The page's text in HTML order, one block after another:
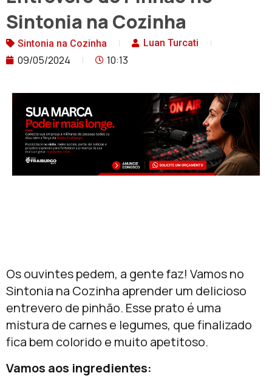
Sintonia na Cozinha
Sintonia na Cozinha Luan Turcati
09/05/2024 10:13
Os ouvintes pedem, a gente faz! Vamos no
Sintonia na Cozinha aprender um delicioso
entrevero de pinhão. Esse prato é uma
mistura de carnes e legumes, que finalizado
fica bem colorido e muito apetitoso.
Vamos aos ingredientes: